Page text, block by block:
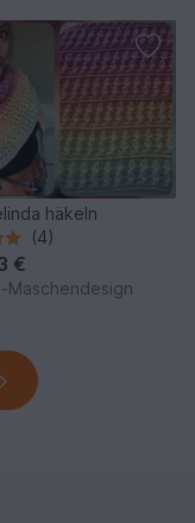
häkeln
(4)
€
Maschendesign